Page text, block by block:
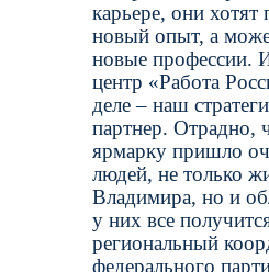
карьере, они хотят
новый опыт, а
новые профессии.
центр «Работа
деле – наш
партнер. Отрадно,
ярмарку пришло
людей, не только
Владимира, но и
у них все
региональный
федерального